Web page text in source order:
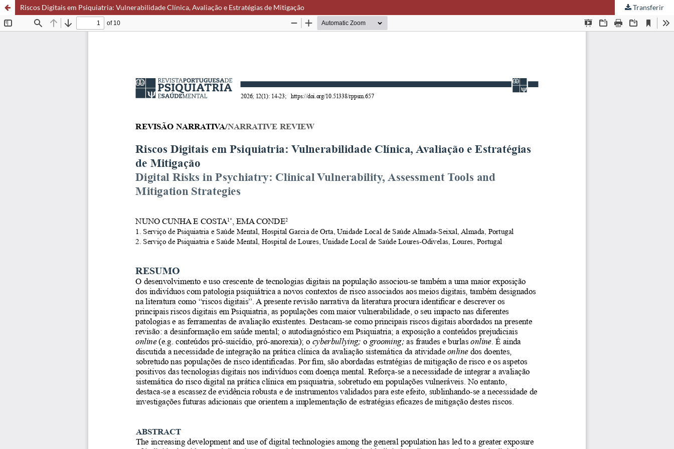
Riscos Digitais em Psiquiatria: Vulnerabilidade Clínica, Avaliação e Estratégias de Mitigação Transferir